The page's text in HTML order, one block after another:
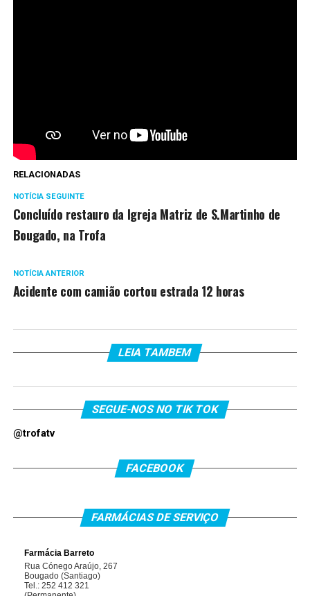
RELACIONADAS
NOTÍCIA SEGUINTE
Concluído restauro da Igreja Matriz de S.Martinho de
Bougado, na Trofa
NOTÍCIA ANTERIOR
Acidente com camião cortou estrada 12 horas
LEIA TAMBEM
SEGUE-NOS NO TIK TOK
@trofatv
FACEBOOK
FARMÁCIAS DE SERVIÇO